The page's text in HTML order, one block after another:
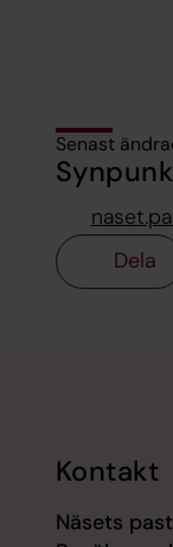
Senast
Dela
Kontakt
Näsets